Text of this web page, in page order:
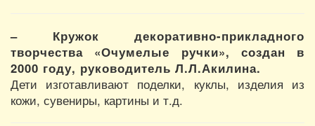
– Кружок декоративно-прикладного
творчества «Очумелые ручки», создан в
2000 году, руководитель Л.Л.Акилина.
Дети изготавливают поделки, куклы, изделия из
кожи, сувениры, картины и т.д.